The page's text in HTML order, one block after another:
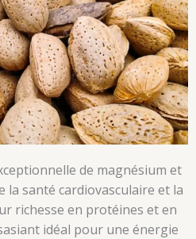
de magnésium et
la santé cardiovasculaire et la
richesse en protéines et en
idéal pour une énergie